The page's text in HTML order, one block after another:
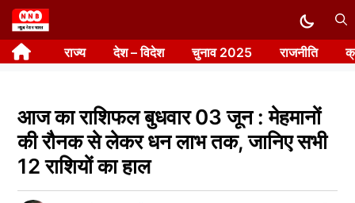
Skip
to
content राज्य देश – विदेश चुनाव 2025 राजनीति
आज का राशिफल बुधवार 03 जून : मेहमानों
की रौनक से लेकर धन लाभ तक, जानिए सभी
12 राशियों का हाल